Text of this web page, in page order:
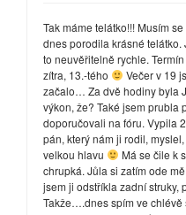
Tak máme telátko!!! Musím
dnes porodila krásné telátko.
to neuvěřitelně rychle.
zítra, 13.-tého
Večer v 19
začalo… Za dvě hodiny byla
výkon, že? Také jsem prubla
doporučovali na fóru. Vypila
pán, který nám ji rodil,
velkou hlavu
Má se čile k
chrupká. Jůla si zatím ode
jsem ji odstříkla zadní struky,
Takže….dnes spím ve chlévě